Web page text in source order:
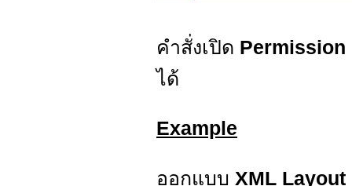
คำสั่งเปิด Permission
ได้
Example
ออกแบบ XML Layout